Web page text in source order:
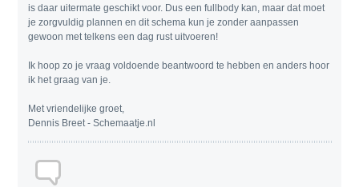
is daar uitermate geschikt voor. Dus een fullbody kan, maar dat moet
je zorgvuldig plannen en dit schema kun je zonder aanpassen
gewoon met telkens een dag rust uitvoeren!
Ik hoop zo je vraag voldoende beantwoord te hebben en anders hoor
ik het graag van je.
Met vriendelijke groet,
Dennis Breet - Schemaatje.nl